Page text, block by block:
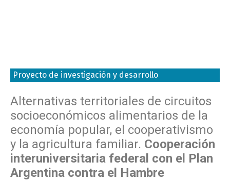
Proyecto de investigación y desarrollo
Alternativas territoriales de circuitos
socioeconómicos alimentarios de la
economía popular, el cooperativismo
y la agricultura familiar. Cooperación
interuniversitaria federal con el Plan
Argentina contra el Hambre